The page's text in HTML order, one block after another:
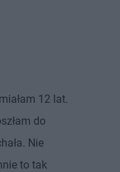
12 lat.
do
Nie
to tak